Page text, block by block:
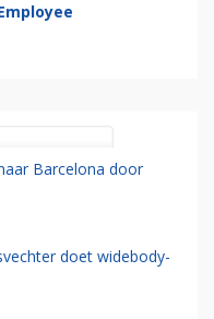
Barcelona door
doet widebody-